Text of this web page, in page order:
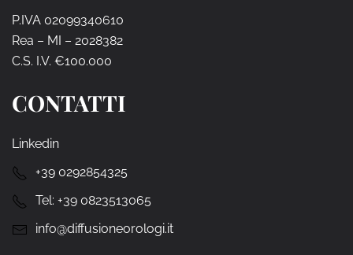
P.IVA 02099340610
Rea – MI – 2028382
C.S. I.V. €100.000
CONTATTI
Linkedin
+39 0292854325
Tel: +39 0823513065
info@diffusioneorologi.it